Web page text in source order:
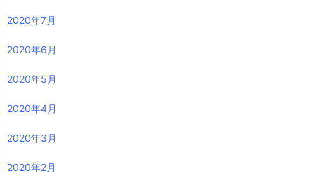
2020年7月
2020年6月
2020年5月
2020年4月
2020年3月
2020年2月